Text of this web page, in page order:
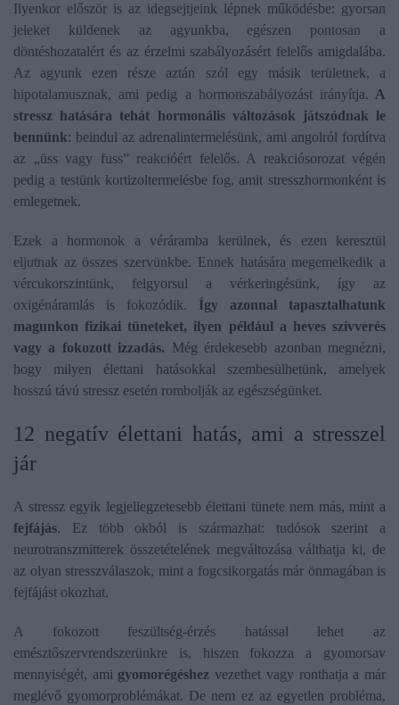
Ilyenkor először is az idegsejtjeink lépnek működésbe: gyorsan
jeleket küldenek az agyunkba, egészen pontosan a
döntéshozatalért és az érzelmi szabályozásért felelős amigdalába.
Az agyunk ezen része aztán szól egy másik területnek, a
hipotalamusznak, ami pedig a hormonszabályozást irányítja. A
stressz hatására tehát hormonális változások játszódnak le
bennünk: beindul az adrenalintermelésünk, ami angolról fordítva
az „üss vagy fuss” reakcióért felelős. A reakciósorozat végén
pedig a testünk kortizoltermelésbe fog, amit stresszhormonként is
emlegetnek.
Ezek a hormonok a véráramba kerülnek, és ezen keresztül
eljutnak az összes szervünkbe. Ennek hatására megemelkedik a
vércukorszintünk, felgyorsul a vérkeringésünk, így az
oxigénáramlás is fokozódik. Így azonnal tapasztalhatunk
magunkon fizikai tüneteket, ilyen például a heves szívverés
vagy a fokozott izzadás. Még érdekesebb azonban megnézni,
hogy milyen élettani hatásokkal szembesülhetünk, amelyek
hosszú távú stressz esetén rombolják az egészségünket.
12 negatív élettani hatás, ami a stresszel
jár
A stressz egyik legjellegzetesebb élettani tünete nem más, mint a
fejfájás. Ez több okból is származhat: tudósok szerint a
neurotranszmitterek összetételének megváltozása válthatja ki, de
az olyan stresszválaszok, mint a fogcsikorgatás már önmagában is
fejfájást okozhat.
A fokozott feszültség-érzés hatással lehet az
emésztőszervrendszerünkre is, hiszen fokozza a gyomorsav
mennyiségét, ami gyomorégéshez vezethet vagy ronthatja a már
meglévő gyomorproblémákat. De nem ez az egyetlen probléma,